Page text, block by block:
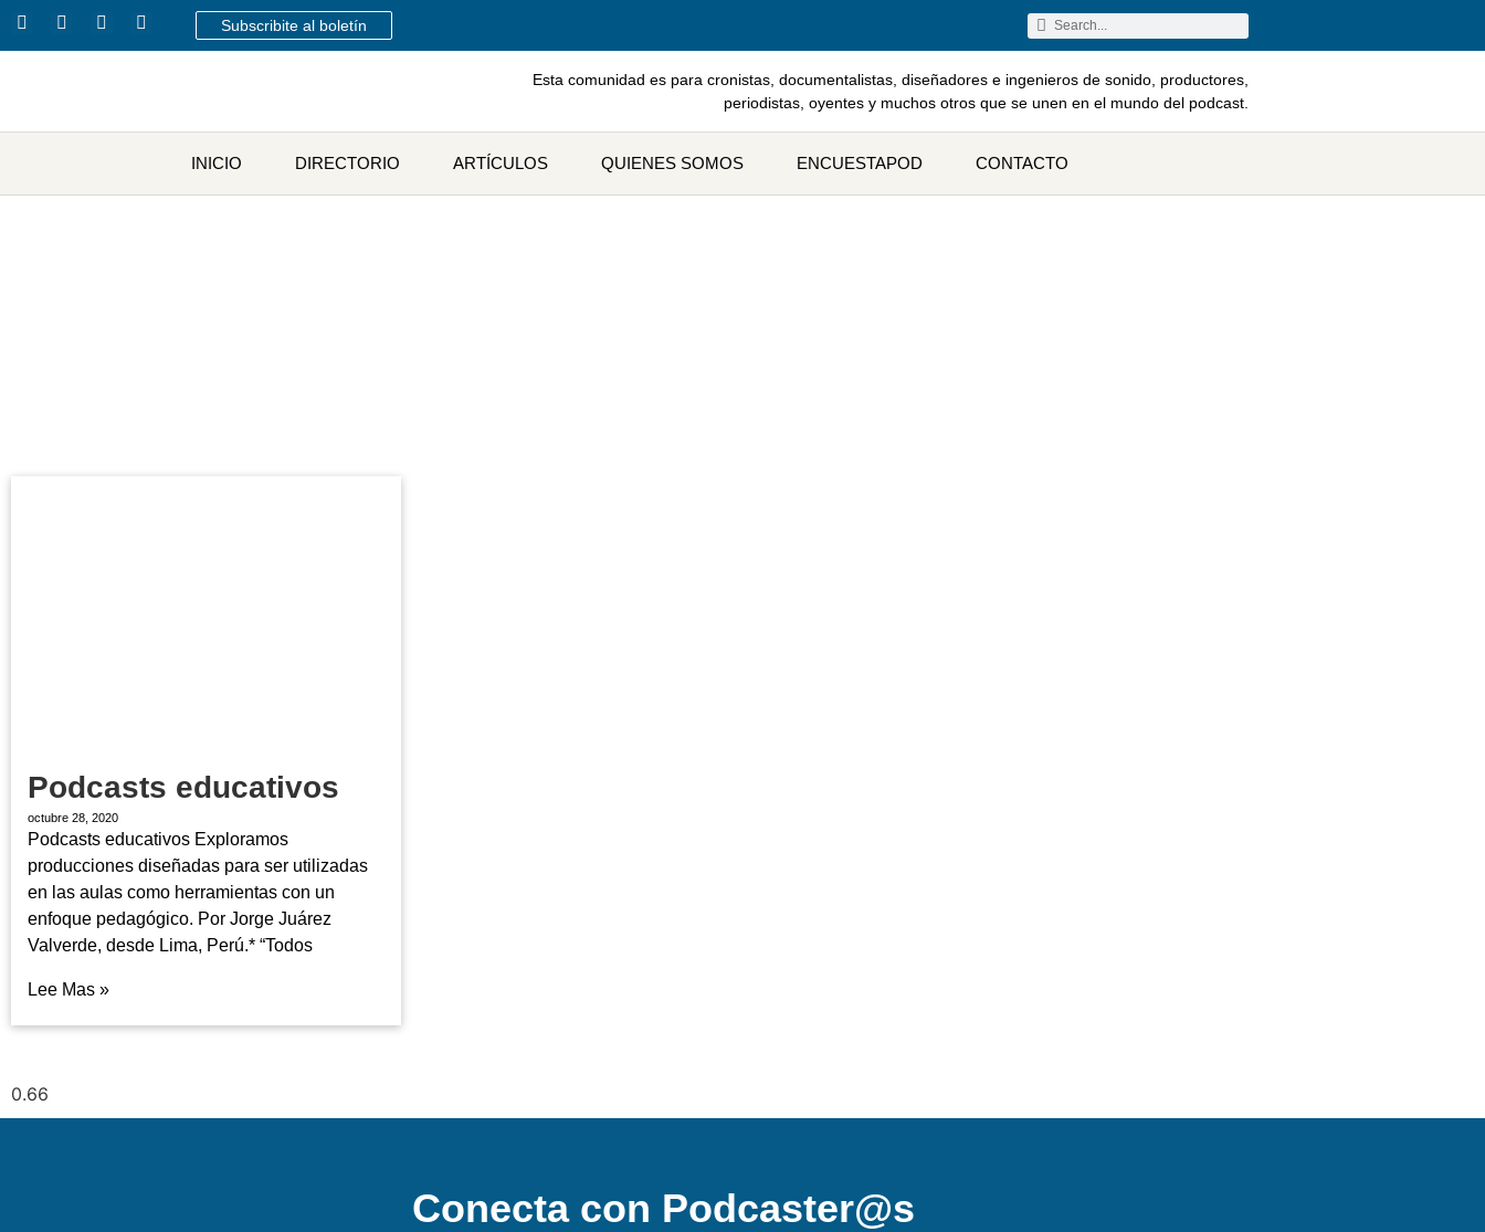
Subscribite al boletín
Esta comunidad es para cronistas, documentalistas, diseñadores e ingenieros de sonido, productores,
periodistas, oyentes y muchos otros que se unen en el mundo del podcast.
INICIO DIRECTORIO ARTÍCULOS QUIENES SOMOS ENCUESTAPOD CONTACTO
Podcasts educativos
octubre 28, 2020
Podcasts educativos Exploramos
producciones diseñadas para ser utilizadas
en las aulas como herramientas con un
enfoque pedagógico. Por Jorge Juárez
Valverde, desde Lima, Perú.* “Todos
Lee Mas »
Conecta con Podcaster@s